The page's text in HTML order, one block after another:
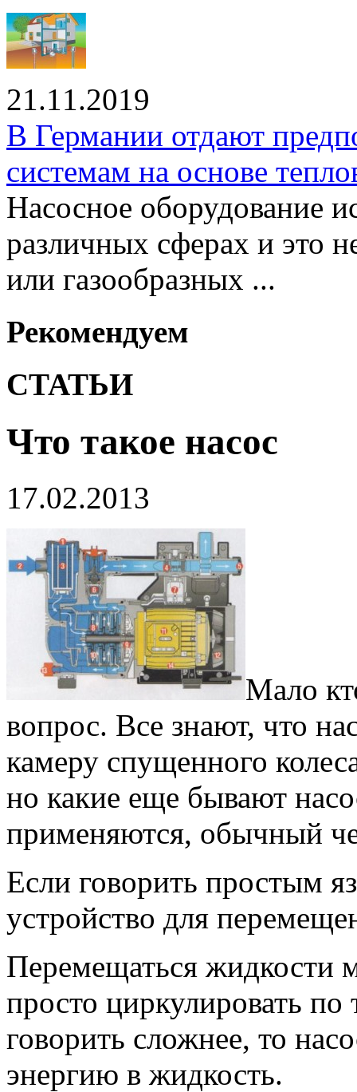
21.11.2019
В Германии отдают
системам на основе
Насосное оборудование
различных сферах и это
или газообразных ...
Рекомендуем
СТАТЬИ
Что такое насос
17.02.2013
Мало
вопрос. Все знают, что
камеру спущенного
но какие еще бывают
применяются, обычный
Если говорить простым
устройство для
Перемещаться жидкости
просто циркулировать
говорить сложнее, то
энергию в жидкость.